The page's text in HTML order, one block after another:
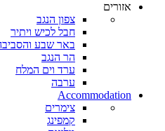
אזורים
צפון הנגב
חבל לכיש ויתיר
באר שבע
הר הנגב
ערד וים המלח
ערבה
Accommodation
צימרים
קמפינג